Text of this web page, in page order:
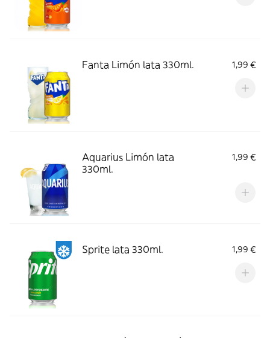
Fanta Limón lata 330ml. 1,99 €
Aquarius Limón lata
330ml.
1,99 €
Sprite lata 330ml. 1,99 €